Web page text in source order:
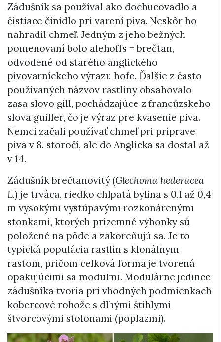
Zádušník sa používal ako dochucovadlo a
čistiace činidlo pri varení piva. Neskôr ho
nahradil chmeľ. Jedným z jeho bežných
pomenovaní bolo alehoffs = brečtan,
odvodené od starého anglického
pivovarníckeho výrazu hofe. Ďalšie z často
používaných názvov rastliny obsahovalo
zasa slovo gill, pochádzajúce z francúzskeho
slova guiller, čo je výraz pre kvasenie piva.
Nemci začali používať chmeľ pri príprave
piva v 8. storočí, ale do Anglicka sa dostal až
v 14.
Zádušník brečtanovitý (Glechoma hederacea
L.) je trváca, riedko chlpatá bylina s 0,1 až 0,4
m vysokými vystúpavými rozkonárenými
stonkami, ktorých prízemné výhonky sú
položené na pôde a zakoreňujú sa. Je to
typická populácia rastlín s klonálnym
rastom, pričom celková forma je tvorená
opakujúcimi sa modulmi. Modulárne jedince
zádušníka tvoria pri vhodných podmienkach
kobercové rohože s dlhými štíhlymi
štvorcovými stolonami (poplazmi).